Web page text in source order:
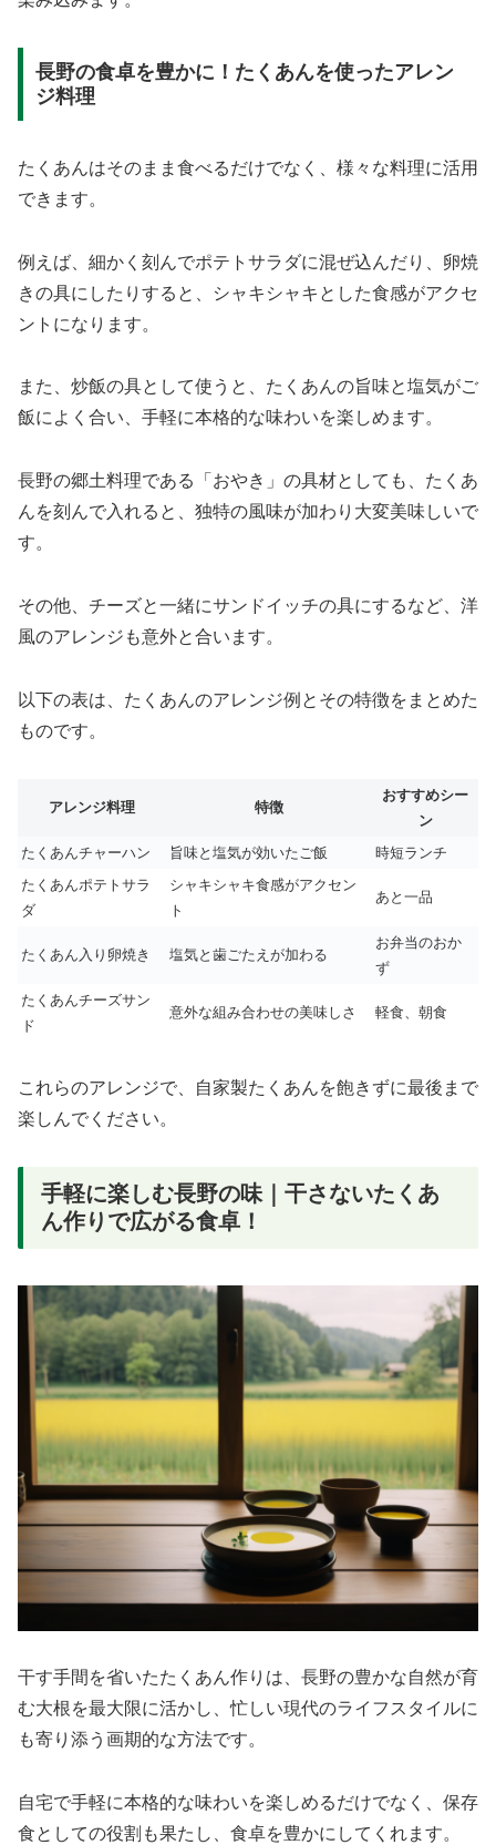
長野の食卓を豊かに！たくあんを使ったアレン
ジ料理
たくあんはそのまま食べるだけでなく、様々な料理に活用
できます。
例えば、細かく刻んでポテトサラダに混ぜ込んだり、卵焼
きの具にしたりすると、シャキシャキとした食感がアクセ
ントになります。
また、炒飯の具として使うと、たくあんの旨味と塩気がご
飯によく合い、手軽に本格的な味わいを楽しめます。
長野の郷土料理である「おやき」の具材としても、たくあ
んを刻んで入れると、独特の風味が加わり大変美味しいで
す。
その他、チーズと一緒にサンドイッチの具にするなど、洋
風のアレンジも意外と合います。
以下の表は、たくあんのアレンジ例とその特徴をまとめた
ものです。
アレンジ料理 特徴
おすすめシー
ン
たくあんチャーハン
旨味と塩気が効いたご飯
時短ランチ
たくあんポテトサラ
ダ
シャキシャキ食感がアクセン
ト
あと一品
たくあん入り卵焼き 塩気と歯ごたえが加わる
お弁当のおか
ず
たくあんチーズサン
ド
意外な組み合わせの美味しさ 軽食、朝食
これらのアレンジで、自家製たくあんを飽きずに最後まで
楽しんでください。
手軽に楽しむ長野の味｜干さないたくあ
ん作りで広がる食卓！
干す手間を省いたたくあん作りは、長野の豊かな自然が育
む大根を最大限に活かし、忙しい現代のライフスタイルに
も寄り添う画期的な方法です。
自宅で手軽に本格的な味わいを楽しめるだけでなく、保存
食としての役割も果たし、食卓を豊かにしてくれます。